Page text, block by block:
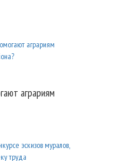
аграриям